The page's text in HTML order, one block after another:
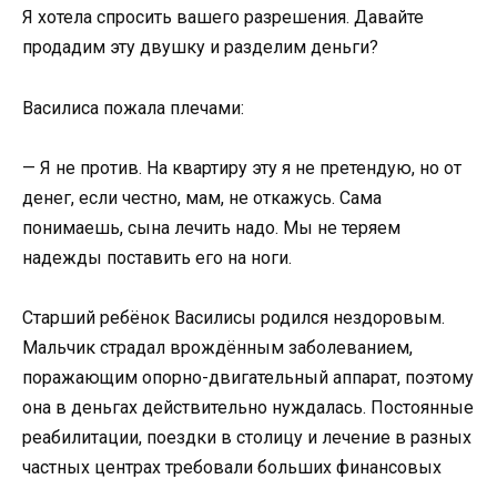
Я хотела спросить вашего разрешения. Давайте
продадим эту двушку и разделим деньги?
Василиса пожала плечами:
— Я не против. На квартиру эту я не претендую, но от
денег, если честно, мам, не откажусь. Сама
понимаешь, сына лечить надо. Мы не теряем
надежды поставить его на ноги.
Старший ребёнок Василисы родился нездоровым.
Мальчик страдал врождённым заболеванием,
поражающим опорно-двигательный аппарат, поэтому
она в деньгах действительно нуждалась. Постоянные
реабилитации, поездки в столицу и лечение в разных
частных центрах требовали больших финансовых